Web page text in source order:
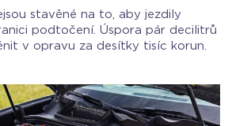
stavěné na to, aby jezdily
podtočení. Úspora pár decilitrů
v opravu za desítky tisíc korun.